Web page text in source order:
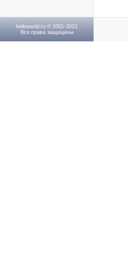
helloworld.ru © 2001-2021
Все права защищены